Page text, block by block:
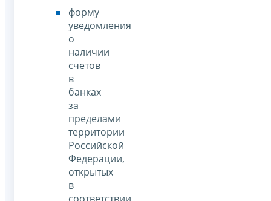
форму
уведомления
о
наличии
счетов
в
банках
за
пределами
территории
Российской
Федерации,
открытых
в
соответствии